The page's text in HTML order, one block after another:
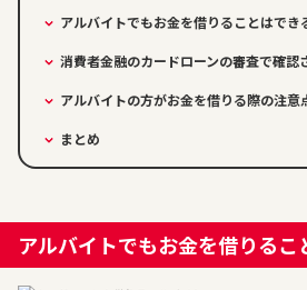
アルバイトでもお金を借りることはでき
消費者金融のカードローンの審査で確認
アルバイトの方がお金を借りる際の注意
まとめ
アルバイトでもお金を借りるこ